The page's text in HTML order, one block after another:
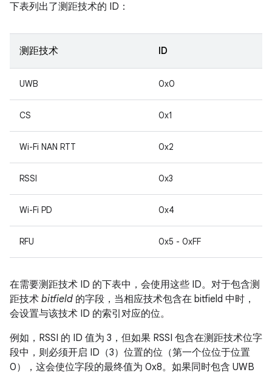
下表列出了测距技术的 ID：
测距技术 ID
UWB 0x0
CS 0x1
Wi-Fi NAN RTT 0x2
RSSI 0x3
Wi-Fi PD 0x4
RFU 0x5 - 0xFF
在需要测距技术 ID 的下表中，会使用这些 ID。对于包含测
距技术 bitfield 的字段，当相应技术包含在 bitfield 中时，
会设置与该技术 ID 的索引对应的位。
例如，RSSI 的 ID 值为 3，但如果 RSSI 包含在测距技术位字
段中，则必须开启 ID（3）位置的位（第一个位位于位置
0），这会使位字段的最终值为 0x8。如果同时包含 UWB